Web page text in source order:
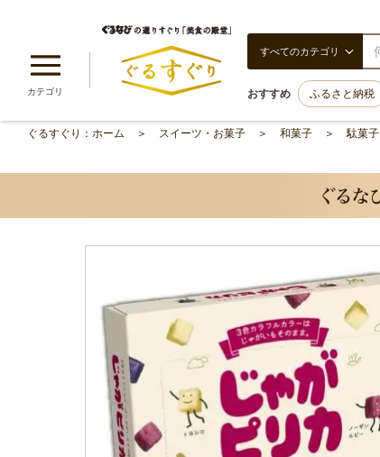
カテゴリ
すべてのカテゴリ
おすすめ ふるさと納税
ぐるすぐり：ホーム スイーツ・お菓子 和菓子 駄菓子